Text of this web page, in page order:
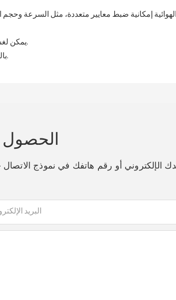
الهوائية إمكانية ضبط معايير متعددة، مثل السرعة
يمكن لغشاء الوسادة الهوائية المنتفخة أن يقلل بشكل فعال من قوة تأثير المنتج أثناء النقل ويحمي المنتج ليصل بأمان.
بالنسبة للتجارة الإلكترونية/تجار التجزئة، يمكنها ضمان تاريخ الشحن وتقليل تكلفة ما بعد البيع لإرجاع المنتجات.
الحصول
الإلكتروني أو رقم هاتفك في نموذج
البريد